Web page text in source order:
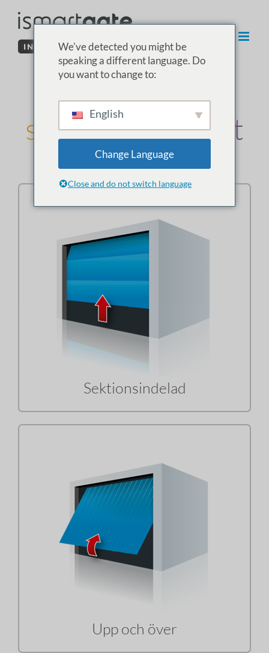
innehåll
03. Installera
sensorn i garaget
Välj typ av garageport:
Sektionsindelad
Upp och över
We've detected you might be
speaking a different language. Do
you want to change to:
English
Change Language
Close and do not switch language